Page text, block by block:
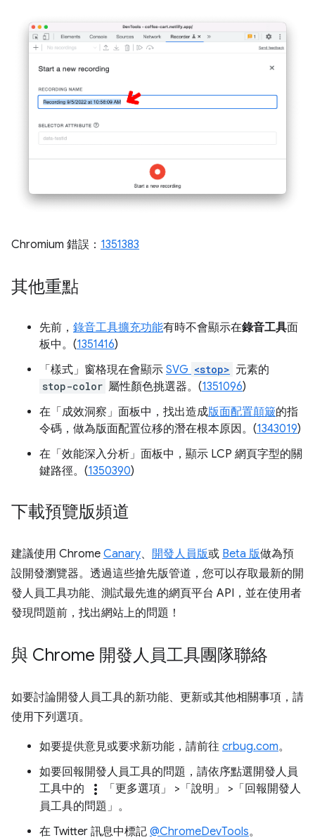
Chromium 錯誤： 1351383
其他重點
先前， 錄音工具擴充功能有時不會顯示在錄音工具面
板中。(1351416)
「樣式」 窗格現在會顯示 SVG <stop> 元素的
stop-color 屬性顏色挑選器。(1351096)
在「成效洞察」 面板中，找出造成版面配置顛簸的指
令碼，做為版面配置位移的潛在根本原因。(1343019)
在「效能深入分析」 面板中，顯示 LCP 網頁字型的關
鍵路徑。(1350390)
下載預覽版頻道
建議使用 Chrome Canary、 開發人員版或 Beta 版做為預
設開發瀏覽器。透過這些搶先版管道，您可以存取最新的開
發人員工具功能、測試最先進的網頁平台 API，並在使用者
發現問題前，找出網站上的問題！
與 Chrome 開發人員工具團隊聯絡
如要討論開發人員工具的新功能、更新或其他相關事項，請
使用下列選項。
如要提供意見或要求新功能，請前往 crbug.com。
如要回報開發人員工具的問題，請依序點選開發人員
工具中的
more_vert 「更多選項」 >「說明」
>「回報開發人
員工具的問題」 。
在 Twitter 訊息中標記 @ChromeDevTools。